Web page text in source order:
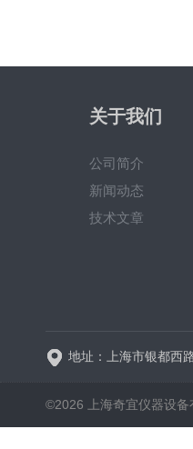
关于我们
公司简介
新闻动态
技术文章
地址：上海市银都西
©2026 上海奇宜仪器设